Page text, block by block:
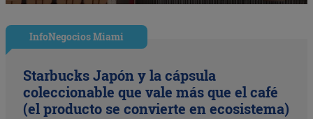
InfoNegocios Miami
Starbucks Japón y la cápsula
coleccionable que vale más que el café
(el producto se convierte en ecosistema)